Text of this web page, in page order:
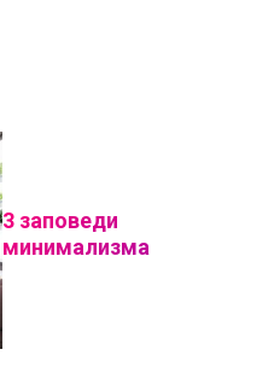
3 заповеди
минимализма